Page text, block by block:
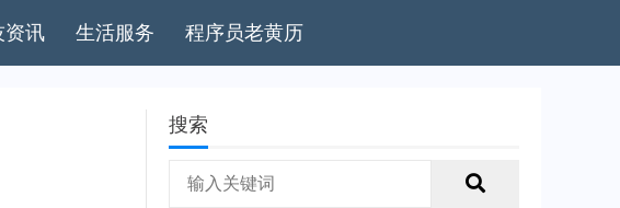
资讯 生活服务 程序员老黄历
搜索